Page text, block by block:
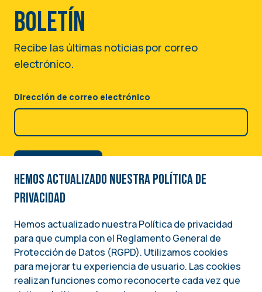
boletín
Recibe las últimas noticias por correo
electrónico.
Dirección de correo electrónico
Image
Una iniciativa del
INSTITUTO NACIONAL DEMÓCRATA PARA ASUNTOS INTERNACIONALES (NDI)
Hemos actualizado nuestra Política de
privacidad
Hemos actualizado nuestra Política de privacidad
para que cumpla con el Reglamento General de
Protección de Datos (RGPD). Utilizamos cookies
para mejorar tu experiencia de usuario. Las cookies
realizan funciones como reconocerte cada vez que